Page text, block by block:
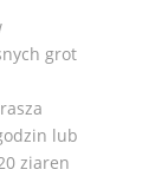
grot
lub
ziaren